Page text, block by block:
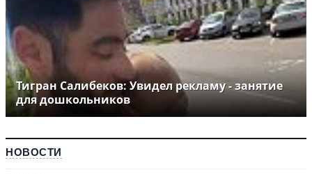
Тигран Салибеков: Увидел рекламу - занятие
для дошкольников
НОВОСТИ